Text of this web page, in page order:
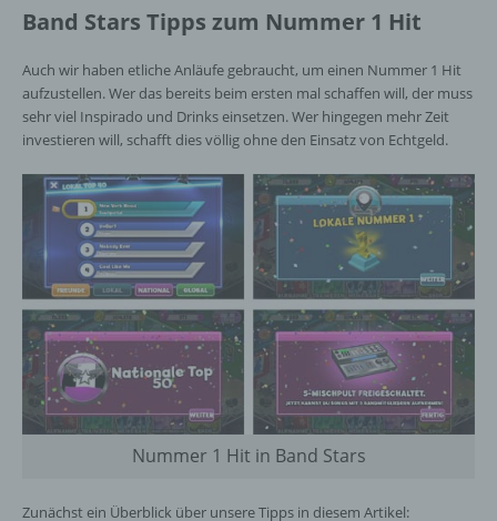
Band Stars Tipps zum Nummer 1 Hit
Auch wir haben etliche Anläufe gebraucht, um einen Nummer 1 Hit
aufzustellen. Wer das bereits beim ersten mal schaffen will, der muss
sehr viel Inspirado und Drinks einsetzen. Wer hingegen mehr Zeit
investieren will, schafft dies völlig ohne den Einsatz von Echtgeld.
Nummer 1 Hit in Band Stars
Zunächst ein Überblick über unsere Tipps in diesem Artikel: